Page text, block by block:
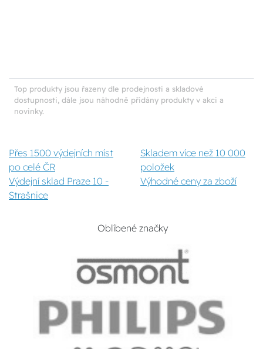
Top produkty jsou řazeny dle prodejnosti a skladové
dostupnosti, dále jsou náhodně přidány produkty v akci a
novinky.
Přes 1500 výdejních míst
po celé ČR
Skladem více než 10 000
položek
Výdejní sklad Praze 10 -
Strašnice
Výhodné ceny za zboží
Oblíbené značky